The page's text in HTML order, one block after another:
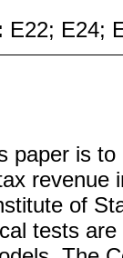
E22; E24;
paper is
revenue
of
tests